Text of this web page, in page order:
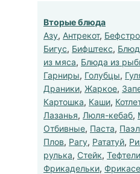
Вторые блюда
Азу, Антрекот,
Бигус, Бифштекс,
из мяса, Блюда из
Гарниры, Голубцы,
Драники, Жаркое,
Картошка, Каши,
Лазанья, Люля-кебаб,
Отбивные, Паста,
Плов, Рагу, Рататуй,
рулька, Стейк, Тефтели
Фрикадельки, Фрикасе